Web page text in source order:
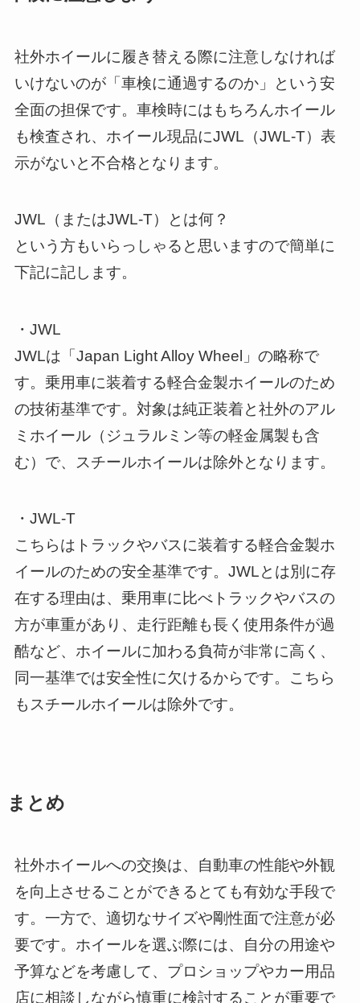
社外ホイールに履き替える際に注意しなければ
いけないのが「車検に通過するのか」という安
全面の担保です。車検時にはもちろんホイール
も検査され、ホイール現品にJWL（JWL-T）表
示がないと不合格となります。
JWL（またはJWL-T）とは何？
という方もいらっしゃると思いますので簡単に
下記に記します。
・JWL
JWLは「Japan Light Alloy Wheel」の略称で
す。乗用車に装着する軽合金製ホイールのため
の技術基準です。対象は純正装着と社外のアル
ミホイール（ジュラルミン等の軽金属製も含
む）で、スチールホイールは除外となります。
・JWL-T
こちらはトラックやバスに装着する軽合金製ホ
イールのための安全基準です。JWLとは別に存
在する理由は、乗用車に比べトラックやバスの
方が車重があり、走行距離も長く使用条件が過
酷など、ホイールに加わる負荷が非常に高く、
同一基準では安全性に欠けるからです。こちら
もスチールホイールは除外です。
まとめ
社外ホイールへの交換は、自動車の性能や外観
を向上させることができるとても有効な手段で
す。一方で、適切なサイズや剛性面で注意が必
要です。ホイールを選ぶ際には、自分の用途や
予算などを考慮して、プロショップやカー用品
店に相談しながら慎重に検討することが重要で